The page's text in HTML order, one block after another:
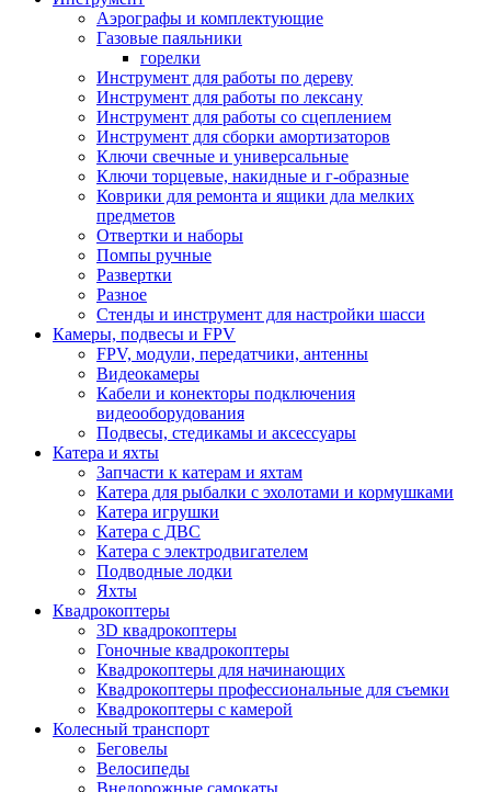
Аэрографы и комплектующие
Газовые паяльники
горелки
Инструмент для работы по дереву
Инструмент для работы по лексану
Инструмент для работы со сцеплением
Инструмент для сборки амортизаторов
Ключи свечные и универсальные
Ключи торцевые, накидные и г-образные
Коврики для ремонта и ящики дла мелких
предметов
Отвертки и наборы
Помпы ручные
Развертки
Разное
Стенды и инструмент для настройки шасси
Камеры, подвесы и FPV
FPV, модули, передатчики, антенны
Видеокамеры
Кабели и конекторы подключения
видеооборудования
Подвесы, стедикамы и аксессуары
Катера и яхты
Запчасти к катерам и яхтам
Катера для рыбалки с эхолотами и кормушками
Катера игрушки
Катера с ДВС
Катера с электродвигателем
Подводные лодки
Яхты
Квадрокоптеры
3D квадрокоптеры
Гоночные квадрокоптеры
Квадрокоптеры для начинающих
Квадрокоптеры профессиональные для съемки
Квадрокоптеры с камерой
Колесный транспорт
Беговелы
Велосипеды
Внедорожные самокаты